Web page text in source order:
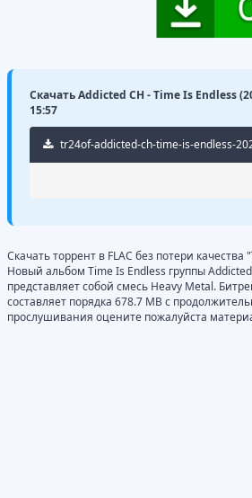
Скачать Addicted CH - Time Is Endless
15:57
tr24of-addicted-ch-time-is-endless-
Скачать торрент в FLAC без потери
Новый альбом Time Is Endless группы
представляет собой смесь Heavy Metal.
составляет порядка 678.7 MB с
прослушивания оцените пожалуйста